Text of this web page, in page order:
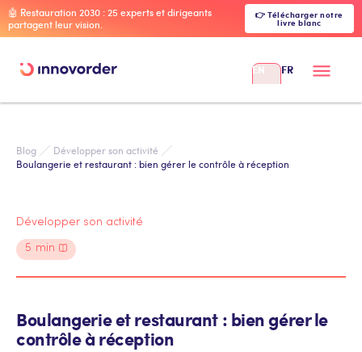
🤖 Restauration 2030 : 25 experts et dirigeants
partagent leur vision.
👉 Télécharger notre
livre blanc
EN FR
Blog
Développer son activité
Boulangerie et restaurant : bien gérer le contrôle à réception
Développer son activité
5 min
Boulangerie et restaurant : bien gérer le
contrôle à réception